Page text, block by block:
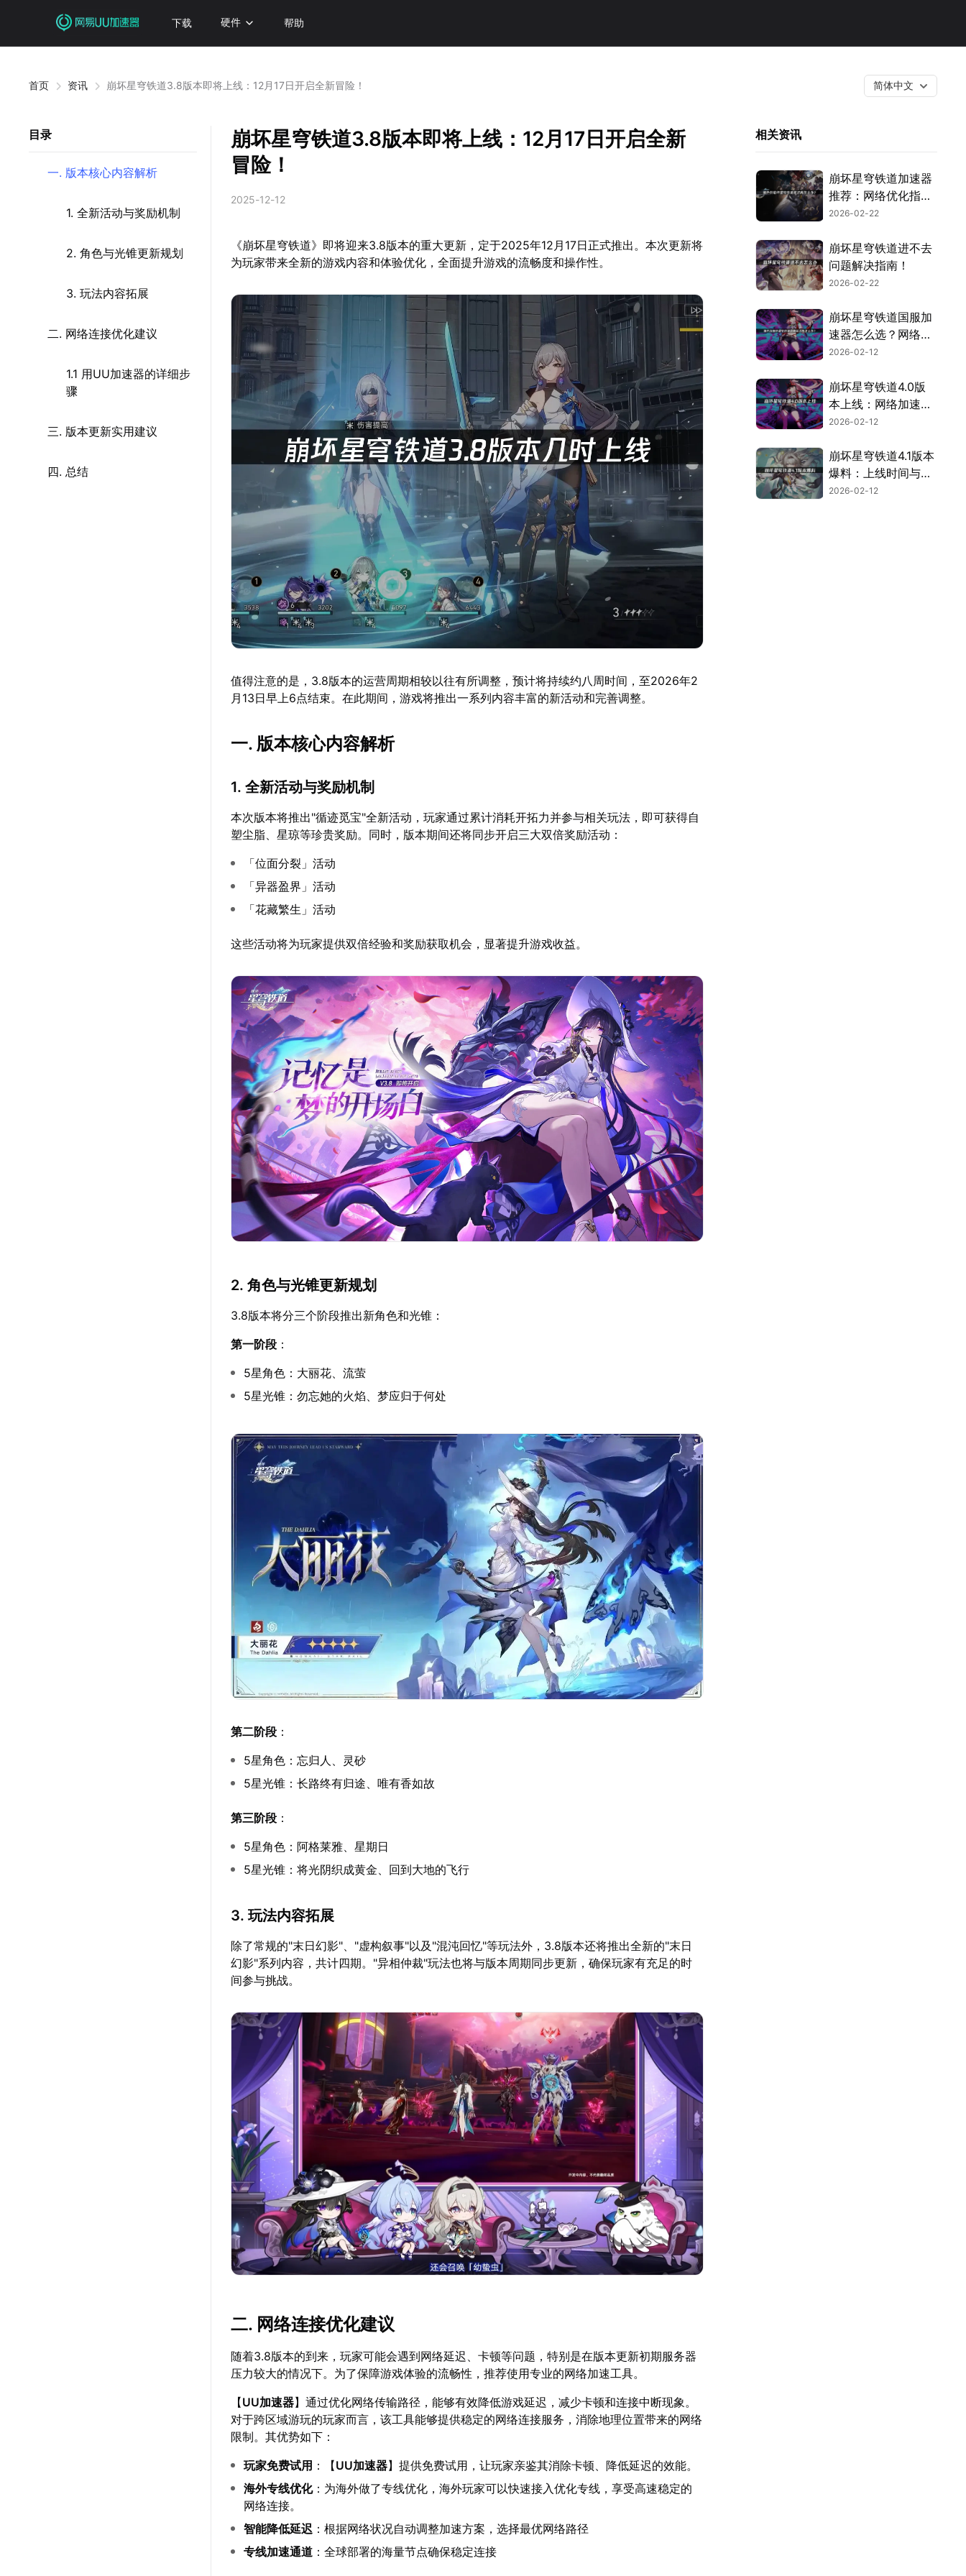
下载 硬件 帮助
首页 资讯 崩坏星穹铁道3.8版本即将上线：12月17日开启全新冒险！ 简体中文
目录
一. 版本核心内容解析
1. 全新活动与奖励机制
2. 角色与光锥更新规划
3. 玩法内容拓展
二. 网络连接优化建议
1.1 用UU加速器的详细步
骤
三. 版本更新实用建议
四. 总结
崩坏星穹铁道3.8版本即将上线：12月17日开启全新
冒险！
2025-12-12
《崩坏星穹铁道》即将迎来3.8版本的重大更新，定于2025年12月17日正式推出。本次更新将
为玩家带来全新的游戏内容和体验优化，全面提升游戏的流畅度和操作性。
值得注意的是，3.8版本的运营周期相较以往有所调整，预计将持续约八周时间，至2026年2
月13日早上6点结束。在此期间，游戏将推出一系列内容丰富的新活动和完善调整。
一. 版本核心内容解析
1. 全新活动与奖励机制
本次版本将推出"循迹觅宝"全新活动，玩家通过累计消耗开拓力并参与相关玩法，即可获得自
塑尘脂、星琼等珍贵奖励。同时，版本期间还将同步开启三大双倍奖励活动：
「位面分裂」活动
「异器盈界」活动
「花藏繁生」活动
这些活动将为玩家提供双倍经验和奖励获取机会，显著提升游戏收益。
2. 角色与光锥更新规划
3.8版本将分三个阶段推出新角色和光锥：
第一阶段 ：
5星角色：大丽花、流萤
5星光锥：勿忘她的火焰、梦应归于何处
第二阶段 ：
5星角色：忘归人、灵砂
5星光锥：长路终有归途、唯有香如故
第三阶段 ：
5星角色：阿格莱雅、星期日
5星光锥：将光阴织成黄金、回到大地的飞行
3. 玩法内容拓展
除了常规的"末日幻影"、"虚构叙事"以及"混沌回忆"等玩法外，3.8版本还将推出全新的"末日
幻影"系列内容，共计四期。"异相仲裁"玩法也将与版本周期同步更新，确保玩家有充足的时
间参与挑战。
二. 网络连接优化建议
随着3.8版本的到来，玩家可能会遇到网络延迟、卡顿等问题，特别是在版本更新初期服务器
压力较大的情况下。为了保障游戏体验的流畅性，推荐使用专业的网络加速工具。
【UU加速器】通过优化网络传输路径，能够有效降低游戏延迟，减少卡顿和连接中断现象。
对于跨区域游玩的玩家而言，该工具能够提供稳定的网络连接服务，消除地理位置带来的网络
限制。其优势如下：
玩家免费试用 ：【UU加速器】提供免费试用，让玩家亲鉴其消除卡顿、降低延迟的效能。
海外专线优化：为海外做了专线优化，海外玩家可以快速接入优化专线，享受高速稳定的
网络连接。
智能降低延迟 ：根据网络状况自动调整加速方案，选择最优网络路径
专线加速通道 ：全球部署的海量节点确保稳定连接
相关资讯
崩坏星穹铁道加速器
推荐：网络优化指
南！
2026-02-22
崩坏星穹铁道进不去
问题解决指南！
2026-02-22
崩坏星穹铁道国服加
速器怎么选？网络优
化指南！
2026-02-12
崩坏星穹铁道4.0版
本上线：网络加速与
福利指南！
2026-02-12
崩坏星穹铁道4.1版本
爆料：上线时间与畅
玩攻略！
2026-02-12